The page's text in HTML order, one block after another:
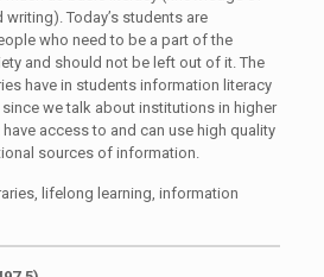
writing). Today’s students are
who need to be a part of the
and should not be left out of it. The
have in students information literacy
we talk about institutions in higher
access to and can use high quality
sources of information.
lifelong learning, information